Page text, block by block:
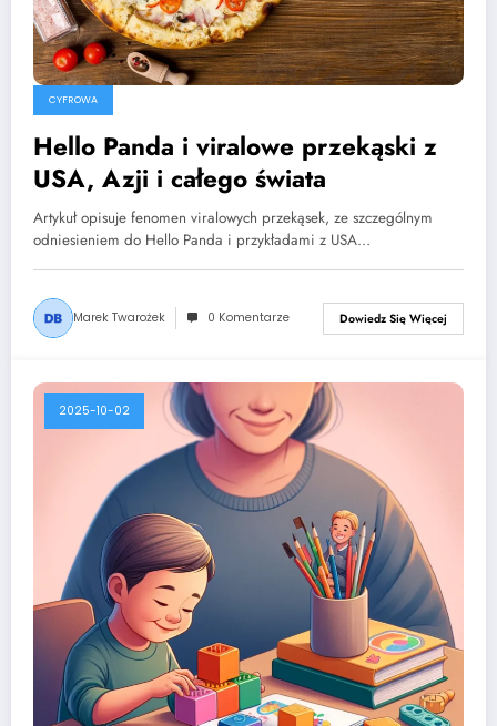
CYFROWA
Hello Panda i viralowe przekąski z
USA, Azji i całego świata
Artykuł opisuje fenomen viralowych przekąsek, ze szczególnym
odniesieniem do Hello Panda i przykładami z USA…
Marek Twarożek 0 Komentarze Dowiedz Się Więcej
2025-10-02